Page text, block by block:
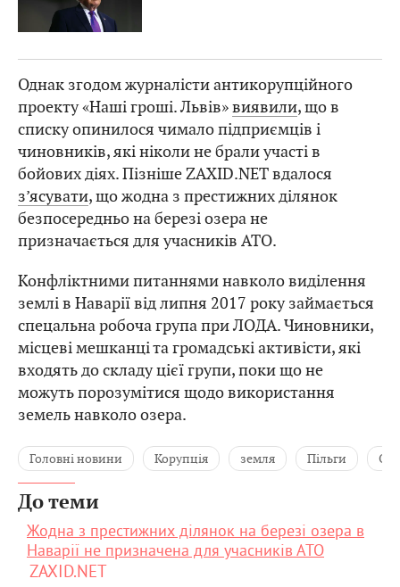
Однак згодом журналісти антикорупційного
проекту «Наші гроші. Львів»виявили, що в
списку опинилося чимало підприємців і
чиновників, які ніколи не брали участі в
бойових діях. Пізніше ZAXID.NET вдалося
з’ясувати, що жодна з престижних ділянок
безпосередньо на березі озера не
призначається для учасників АТО.
Конфліктними питаннями навколо виділення
землі в Наварії від липня 2017 року займається
спецальна робоча група при ЛОДА. Чиновники,
місцеві мешканці та громадські активісти, які
входять до складу цієї групи, поки що не
можуть порозумітися щодо використання
земель навколо озера.
Головні новини Корупція земля Пільги
До теми
Жодна з престижних ділянок на березі озера в
Наварії не призначена для учасників АТО
ZAXID.NET